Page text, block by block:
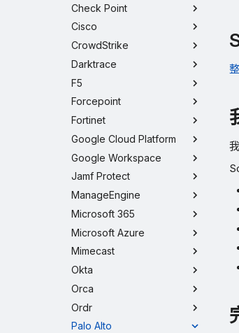
Check Point
Cisco
CrowdStrike
Darktrace
F5
Forcepoint
Fortinet
Google Cloud Platform
Google Workspace
Jamf Protect
ManageEngine
Microsoft 365
Microsoft Azure
Mimecast
Okta
Orca
Ordr
Palo Alto